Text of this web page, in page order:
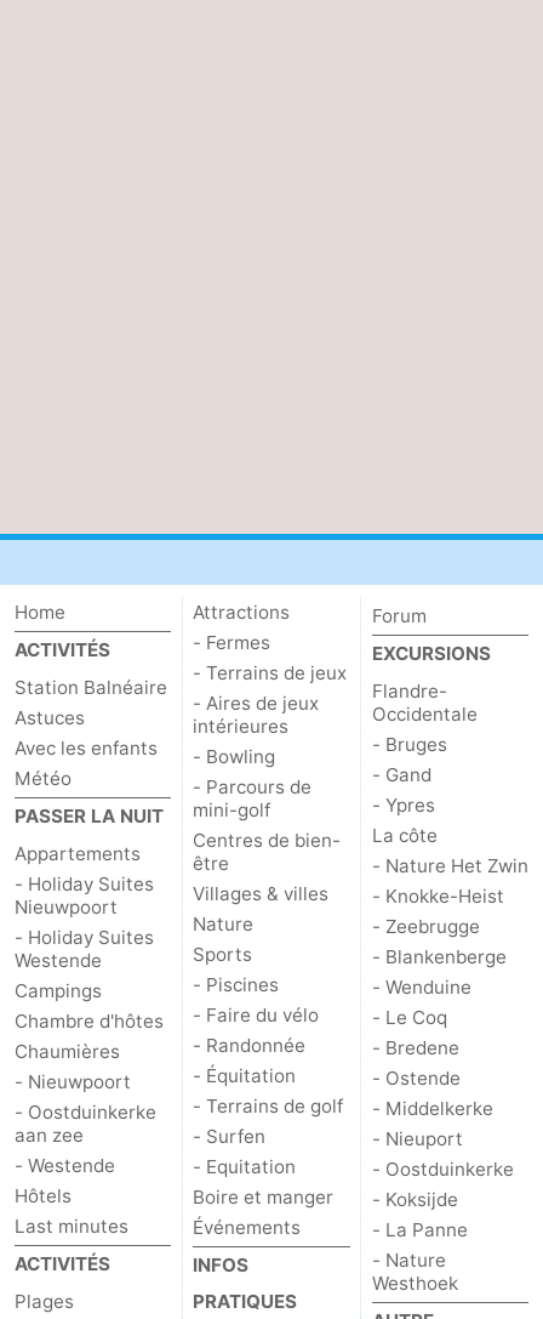
Home
ACTIVITÉS
Station Balnéaire
Astuces
Avec les enfants
Météo
PASSER LA NUIT
Appartements
- Holiday Suites
Nieuwpoort
- Holiday Suites
Westende
Campings
Chambre d'hôtes
Chaumières
- Nieuwpoort
- Oostduinkerke
aan zee
- Westende
Hôtels
Last minutes
ACTIVITÉS
Plages
Attractions
- Fermes
- Terrains de jeux
- Aires de jeux
intérieures
- Bowling
- Parcours de
mini-golf
Centres de bien-
être
Villages & villes
Nature
Sports
- Piscines
- Faire du vélo
- Randonnée
- Équitation
- Terrains de golf
- Surfen
- Equitation
Boire et manger
Événements
INFOS
PRATIQUES
Forum
EXCURSIONS
Flandre-
Occidentale
- Bruges
- Gand
- Ypres
La côte
- Nature Het Zwin
- Knokke-Heist
- Zeebrugge
- Blankenberge
- Wenduine
- Le Coq
- Bredene
- Ostende
- Middelkerke
- Nieuport
- Oostduinkerke
- Koksijde
- La Panne
- Nature
Westhoek